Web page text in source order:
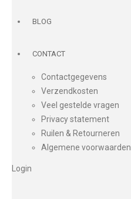
BLOG
CONTACT
Contactgegevens
Verzendkosten
Veel gestelde vragen
Privacy statement
Ruilen & Retourneren
Algemene voorwaarden
Login